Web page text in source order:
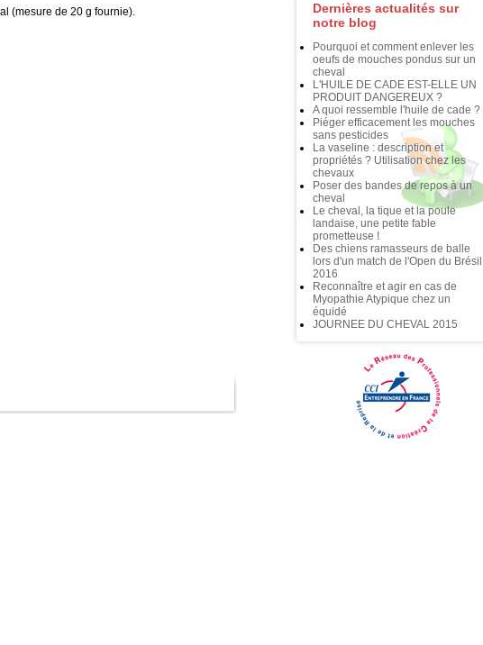
(mesure de 20 g fournie).
Dernières actualités sur
notre blog
Pourquoi et comment enlever les
oeufs de mouches pondus sur un
cheval
L'HUILE DE CADE EST-ELLE UN
PRODUIT DANGEREUX ?
A quoi ressemble l'huile de cade ?
Piéger efficacement les mouches
sans pesticides
La vaseline : description et
propriétés ? Utilisation chez les
chevaux
Poser des bandes de repos à un
cheval
Le cheval, la tique et la poule
landaise, une petite fable
prometteuse !
Des chiens ramasseurs de balle
lors d'un match de l'Open du Brésil
2016
Reconnaître et agir en cas de
Myopathie Atypique chez un
équidé
JOURNEE DU CHEVAL 2015